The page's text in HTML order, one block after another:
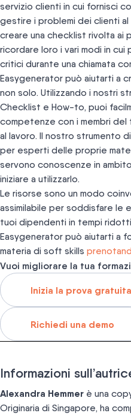
servizio clienti in cui fornisci
gestire i problemi dei clienti
creare una checklist rivolta
ricordare loro i vari modi in
critici durante una chiamata
Easygenerator può aiutarti a
non solo. Utilizzando i nostri
Checklist e How-to, puoi
competenze con i membri
al lavoro. Il nostro strumento
per esperti delle proprie
servono conoscenze in
iniziare a utilizzarlo.
Le risorse sono un modo
assimilabile per soddisfare le
tuoi dipendenti in tempi
Easygenerator può aiutarti a
materia di soft skills
Vuoi migliorare la tua
Inizia la prova gratuita
Richiedi una demo
Informazioni
Alexandra Hemmer è una
Originaria di Singapore, ha